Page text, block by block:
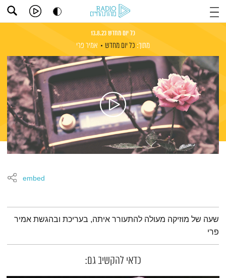
כל יום מחדש 13.8.23
מתוך: כל יום מחדש אמיר פרי
embed
תמצית הפודקאסט
שעה של מוזיקה מעולה להתעורר איתה, בעריכת ובהגשת אמיר
פרי
כדאי להקשיב גם: